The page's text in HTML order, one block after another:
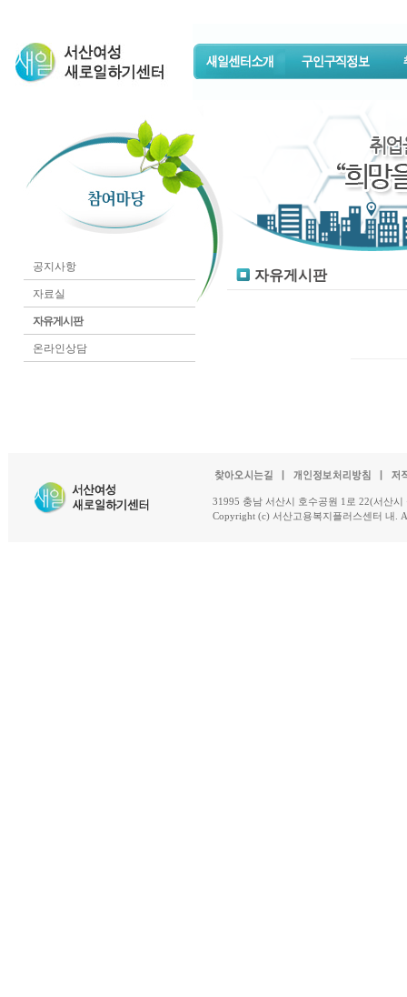
공지사항
자료실
자유게시판
온라인상담
자유게시판
31995 충남 서산시 호수공원 1로 22(서산
Copyright (c) 서산고용복지플러스센터 내.